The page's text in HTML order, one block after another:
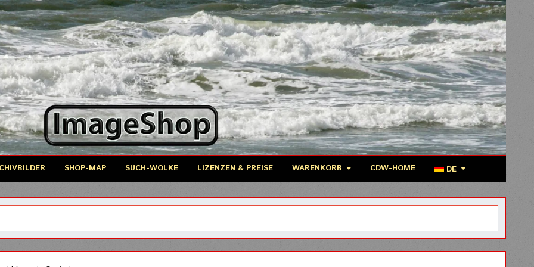
SHOP-MAP SUCH-WOLKE LIZENZEN & PREISE WARENKORB CDW-HOME DE